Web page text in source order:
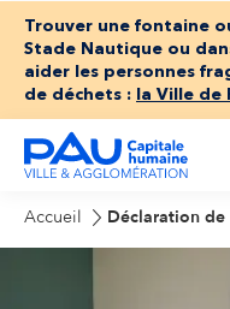
Trouver une fontaine
Stade Nautique ou
aider les personnes
de déchets :
la Ville de
Accueil Déclaration de